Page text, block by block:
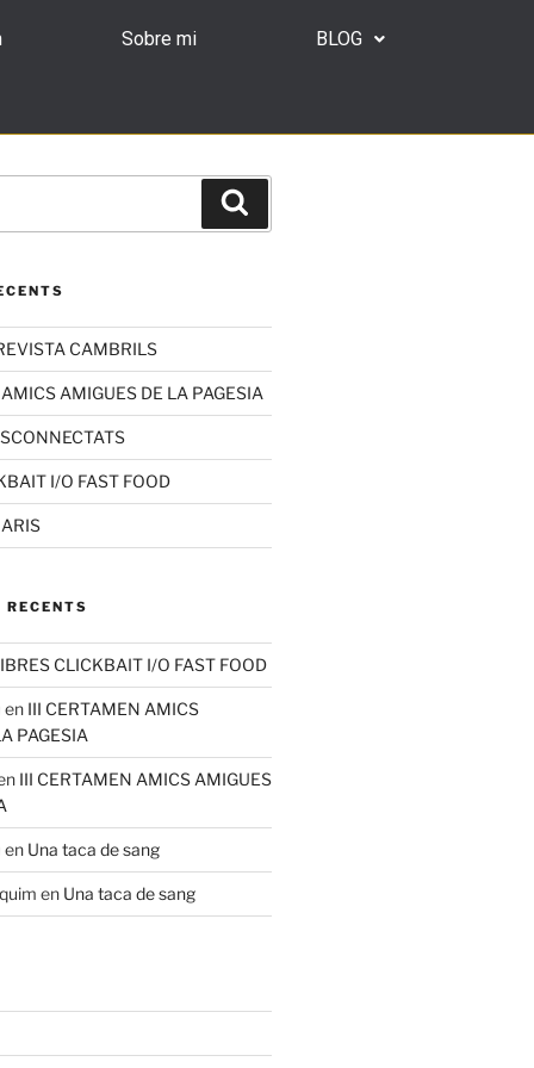
Sobre mi BLOG
CAMBRILS
AMIGUES DE LA PAGESIA
I/O FAST FOOD
CLICKBAIT I/O FAST FOOD
en III CERTAMEN AMICS
PAGESIA
III CERTAMEN AMICS AMIGUES
en Una taca de sang
en Una taca de sang